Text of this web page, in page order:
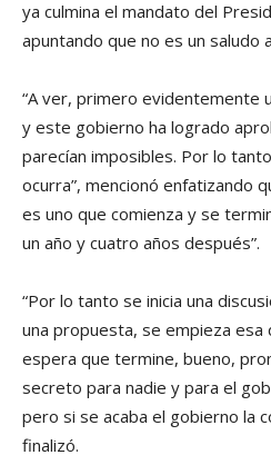
ya culmina el mandato del
apuntando que no es un saludo
“A ver, primero evidentemente
y este gobierno ha logrado
parecían imposibles. Por lo
ocurra”, mencionó enfatizando
es uno que comienza y se
un año y cuatro años después”.
“Por lo tanto se inicia una
una propuesta, se empieza esa
espera que termine, bueno,
secreto para nadie y para el
pero si se acaba el gobierno la
finalizó.